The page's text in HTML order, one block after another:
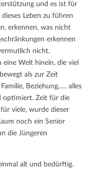
und es ist für
Leben zu führen
erkennen, was nicht
erkennen
nicht.
eine Welt hinein, die viel
als zur Zeit
Beziehung,…. alles
optimiert. Zeit für die
viele, wurde dieser
noch ein Senior
die Jüngeren
alt und bedürftig.